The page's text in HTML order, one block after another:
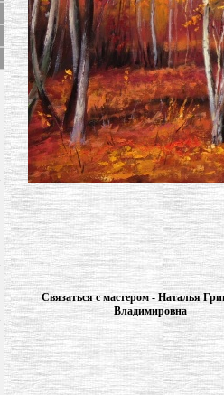
Связаться с мастером - Наталья
Владимировна